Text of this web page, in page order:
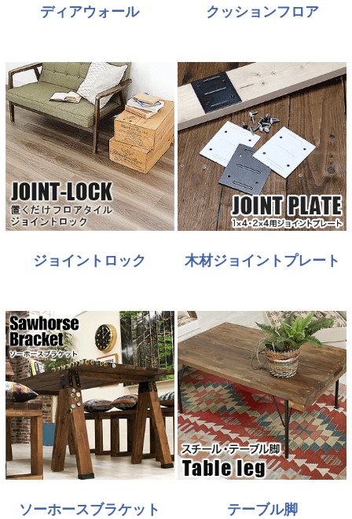
ディアウォール クッションフロア
ジョイントロック 木材ジョイントプレート
ソーホースブラケット テーブル脚